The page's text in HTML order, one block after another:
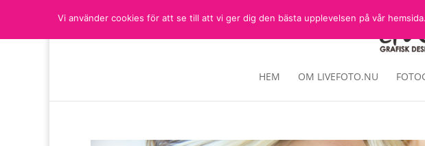
HEM OM LIVEFOTO.NU
Vi använder cookies för att se till att vi ger dig den bästa upplevelsen på vår